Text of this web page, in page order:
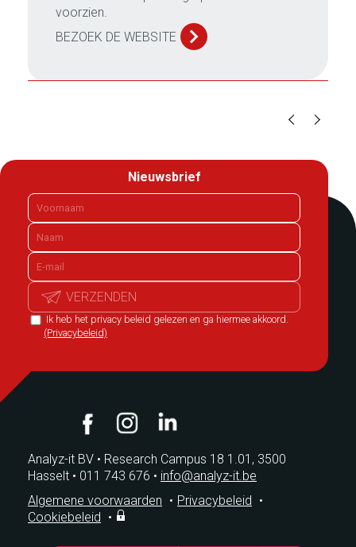
voorzien.
BEZOEK DE WEBSITE
Nieuwsbrief
Ik heb het privacy beleid gelezen en ga hiermee akkoord.
(Privacybeleid)
VERZENDEN
Analyz-it BV • Research Campus 18 1.01, 3500
Hasselt • 011 743 676 • info@analyz-it.be
Algemene voorwaarden • Privacybeleid
•
Cookiebeleid
•